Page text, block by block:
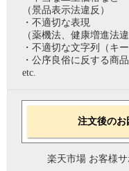
（景品表示法違反）
・不適切な表現
（薬機法、健康増進法違
・不適切な文字列（キ
・公序良俗に反する商品
etc.
注文後のお
楽天市場 お客様サ